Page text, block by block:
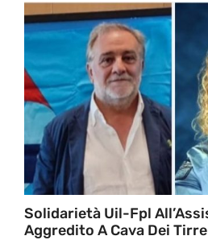
Solidarietà Uil-Fpl
Aggredito A Cava Dei